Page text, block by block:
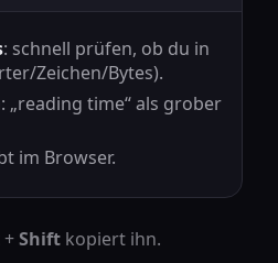
: schnell prüfen, ob du in
Zeichen/Bytes).
: „reading time“ als grober
im Browser.
Shift kopiert ihn.